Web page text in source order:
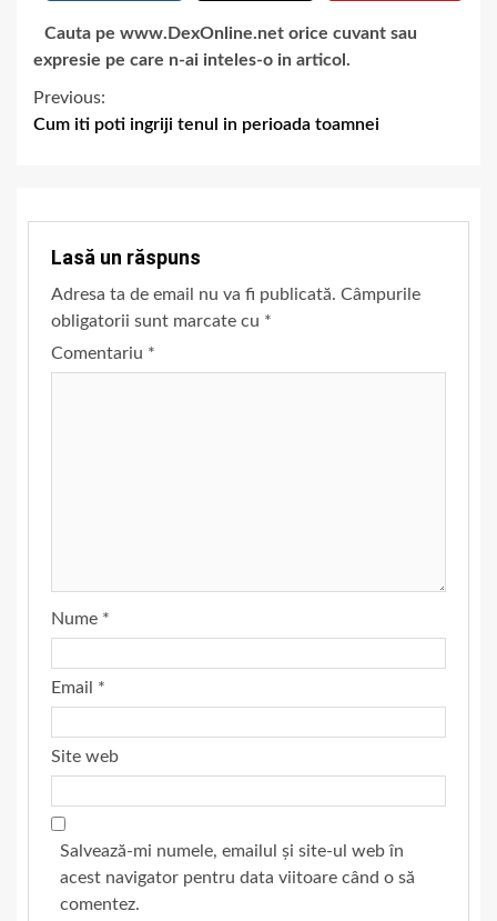
Cauta pe www.DexOnline.net orice cuvant sau
expresie pe care n-ai inteles-o in articol.
Previous:
Cum iti poti ingriji tenul in perioada toamnei
Lasă un răspuns
Adresa ta de email nu va fi publicată. Câmpurile
obligatorii sunt marcate cu *
Comentariu *
Nume *
Email *
Site web
Salvează-mi numele, emailul și site-ul web în
acest navigator pentru data viitoare când o să
comentez.